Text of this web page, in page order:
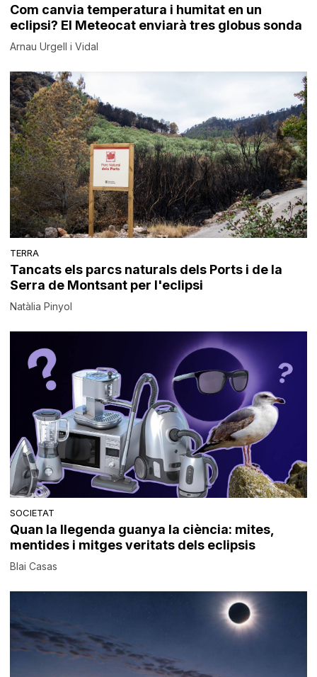
Com canvia temperatura i humitat en un
eclipsi? El Meteocat enviarà tres globus sonda
Arnau Urgell i Vidal
TERRA
Tancats els parcs naturals dels Ports i de la
Serra de Montsant per l'eclipsi
Natàlia Pinyol
SOCIETAT
Quan la llegenda guanya la ciència: mites,
mentides i mitges veritats dels eclipsis
Blai Casas